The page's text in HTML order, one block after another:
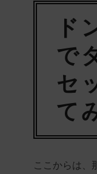
ド
で
セ
て
ここからは、